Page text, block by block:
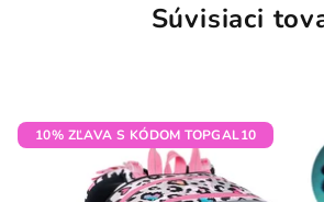
Súvisiaci
10% ZĽAVA S KÓDOM TOPGAL10